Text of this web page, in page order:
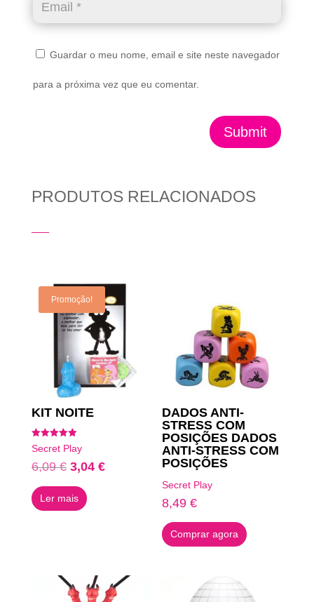
Guardar o meu nome, email e site neste navegador
para a próxima vez que eu comentar.
Submit
PRODUTOS RELACIONADOS
Promoção!
KIT NOITE
Avaliação
5.00
de 5
Secret Play
6,09€ O
preço
original
3,04 €O
Ler mais
DADOS ANTI-
STRESS COM
POSIÇÕES DADOS
ANTI-STRESS COM
POSIÇÕES
Secret Play
8,49€
Comprar agora